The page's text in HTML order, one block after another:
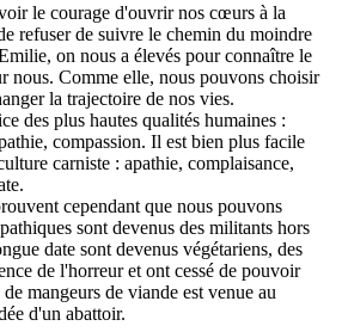
le courage d'ouvrir nos cœurs à la
refuser de suivre le chemin du moindre
on nous a élevés pour connaître le
nous. Comme elle, nous pouvons choisir
la trajectoire de nos vies.
des plus hautes qualités humaines :
compassion. Il est bien plus facile
carniste : apathie, complaisance,
cependant que nous pouvons
sont devenus des militants hors
date sont devenus végétariens, des
de l'horreur et ont cessé de pouvoir
mangeurs de viande est venue au
d'un abattoir.